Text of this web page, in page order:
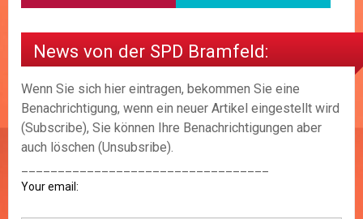
News von der SPD Bramfeld:
Wenn Sie sich hier eintragen, bekommen Sie eine
Benachrichtigung, wenn ein neuer Artikel eingestellt wird
(Subscribe), Sie können Ihre Benachrichtigungen aber
auch löschen (Unsubsribe).
Your email: